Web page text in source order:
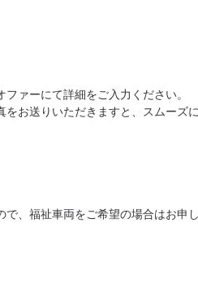
ァーにて詳細をご入力ください。
をお送りいただきますと、スムーズ
で、福祉車両をご希望の場合はお申